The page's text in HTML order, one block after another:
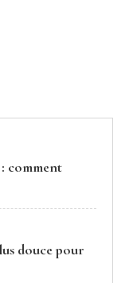
choisir le
douce pour